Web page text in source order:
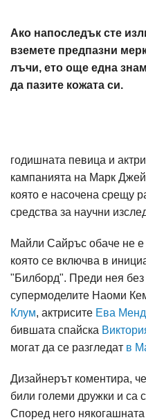
Ако напоследък сте
вземете предпазни
лъчи, ето още една
да пазите кожата си.
годишната певица и
кампанията на Марк
която е насочена срещу
средства за научни
Майли Сайръс обаче не е
която се включва в
"Билборд". Преди нея без
супермоделите Наоми
Клум, актрисите Ева
бившата спайска
могат да се разгледат в
Дизайнерът коментира,
били големи дружки и са
Според него